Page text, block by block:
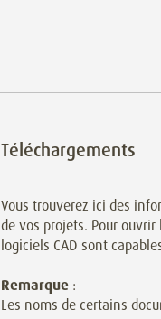
Téléchargements
Vous trouverez ici des
de vos projets. Pour
logiciels CAD sont
Remarque :
Les noms de certains